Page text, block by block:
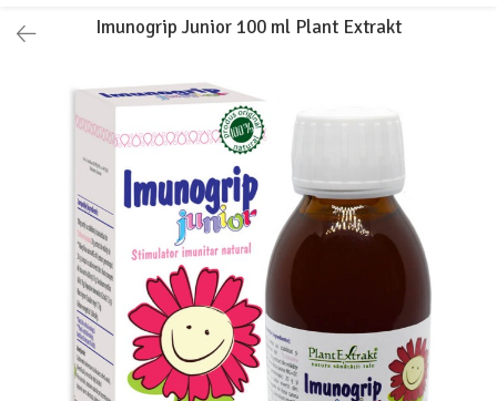
Mama & Bebe
Ingrijire & igiena personala
Produse tehnico-medicale
Incaltaminte ortopedica
Imunogrip Junior 100 ml Plant Extrakt